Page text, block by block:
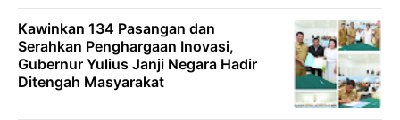
Kawinkan 134 Pasangan dan
Serahkan Penghargaan Inovasi,
Gubernur Yulius Janji Negara Hadir
Ditengah Masyarakat